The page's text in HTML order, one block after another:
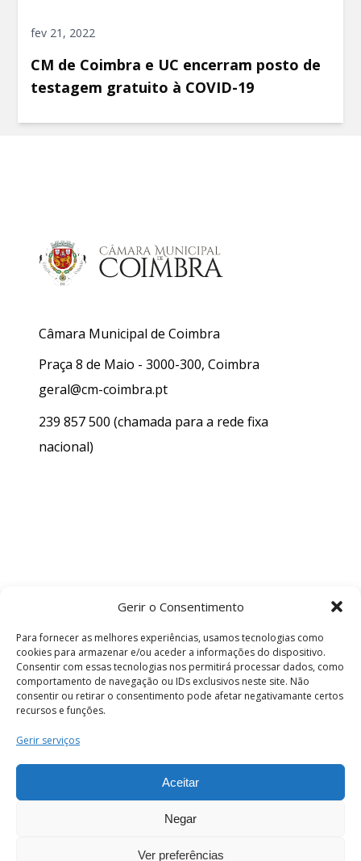
Gerir o Consentimento
Para fornecer as melhores experiências, usamos tecnologias como
cookies para armazenar e/ou aceder a informações do dispositivo.
Consentir com essas tecnologias nos permitirá processar dados, como
comportamento de navegação ou IDs exclusivos neste site. Não
consentir ou retirar o consentimento pode afetar negativamante certos
recursos e funções.
Gerir serviços
Aceitar
Negar
Ver preferências
fev 21, 2022
CM de Coimbra e UC encerram posto de
testagem gratuito à COVID-19
Câmara Municipal de Coimbra
Praça 8 de Maio - 3000-300, Coimbra
geral@cm-coimbra.pt
239 857 500 (chamada para a rede fixa
nacional)
Termos e Condições
os direitos reservados.